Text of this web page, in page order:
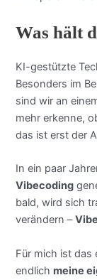
Was hält
KI-gestützte
Besonders im
sind wir an
mehr erkenne,
das ist erst der
In ein paar
Vibecoding
bald, wird sich
verändern –
Für mich ist das
endlich meine